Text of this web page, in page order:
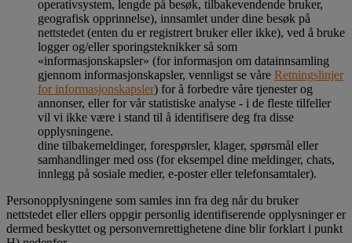
operativsystem, lengde på besøk, tilbakevendende bruker,
geografisk opprinnelse), innsamlet under dine besøk på
nettstedet (enten du er registrert bruker eller ikke), ved å bruke
logger og/eller sporingsteknikker så som
«informasjonskapsler» (for informasjon om datainnsamling
gjennom informasjonskapsler, vennligst se våre Retningslinjer
for informasjonskapsler) for å forbedre våre tjenester og
annonser, eller for vår statistiske analyse - i de fleste tilfeller
vil vi ikke være i stand til å identifisere deg fra disse
opplysningene.
dine tilbakemeldinger, forespørsler, klager, spørsmål eller
samhandlinger med oss (for eksempel dine meldinger, chats,
innlegg på sosiale medier, e-poster eller telefonsamtaler).
Personopplysningene som samles inn fra deg når du bruker
nettstedet eller ellers oppgir personlig identifiserende opplysninger er
dermed beskyttet og personvernrettighetene dine blir forklart i punkt